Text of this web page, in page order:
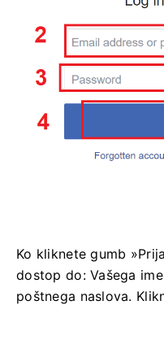
Ko kliknete gumb
dostop do: Vašega
poštnega naslova.